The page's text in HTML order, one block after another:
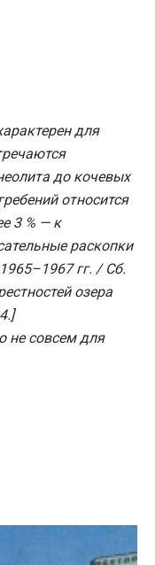
для
до кочевых
относится
3 % — к
раскопки
гг. / Сб.
озера
не совсем для